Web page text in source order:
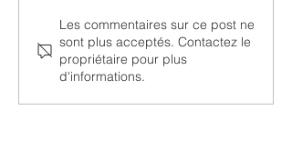
Les commentaires sur ce post ne
sont plus acceptés. Contactez le
propriétaire pour plus
d'informations.